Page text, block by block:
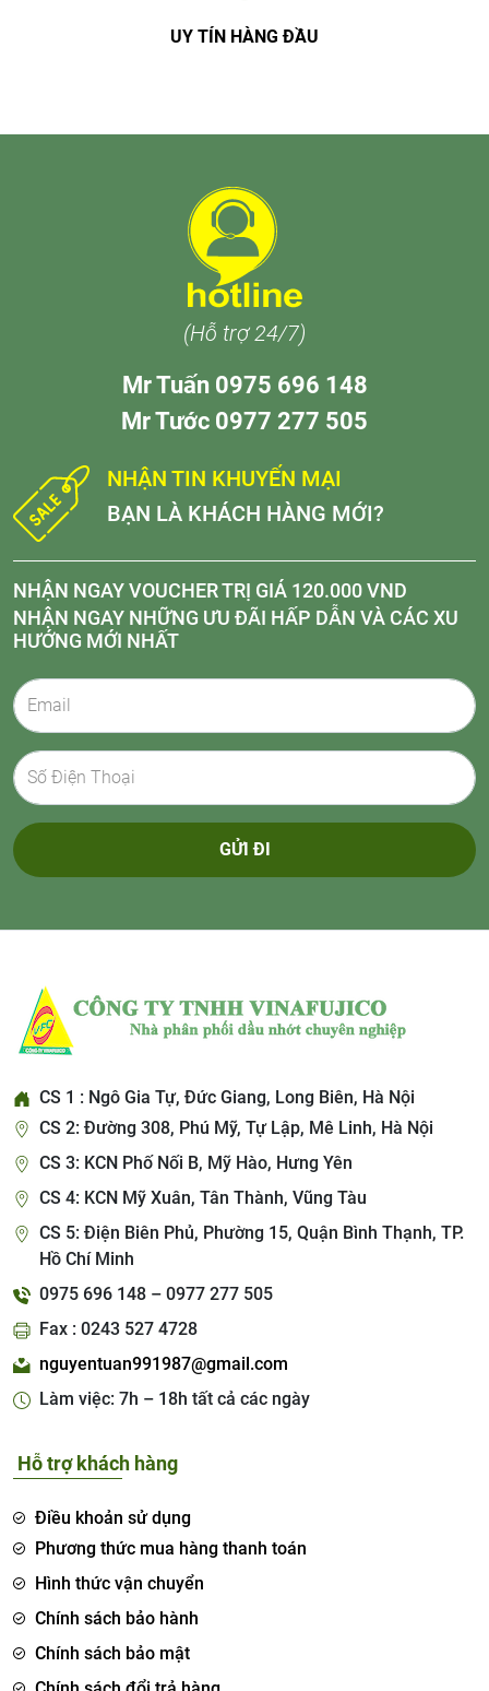
UY TÍN HÀNG ĐẦU
(Hỗ trợ 24/7)
Mr Tuấn 0975 696 148
Mr Tước 0977 277 505
NHẬN TIN KHUYẾN MẠI
BẠN LÀ KHÁCH HÀNG MỚI?
NHẬN NGAY VOUCHER TRỊ GIÁ 120.000 VND
NHẬN NGAY NHỮNG ƯU ĐÃI HẤP DẪN VÀ CÁC XU
HƯỚNG MỚI NHẤT
GỬI ĐI
CS 1 : Ngô Gia Tự, Đức Giang, Long Biên, Hà Nội
CS 2: Đường 308, Phú Mỹ, Tự Lập, Mê Linh, Hà Nội
CS 3: KCN Phố Nối B, Mỹ Hào, Hưng Yên
CS 4: KCN Mỹ Xuân, Tân Thành, Vũng Tàu
CS 5: Điện Biên Phủ, Phường 15, Quận Bình Thạnh, TP.
Hồ Chí Minh
0975 696 148 – 0977 277 505
Fax : 0243 527 4728
nguyentuan991987@gmail.com
Làm việc: 7h – 18h tất cả các ngày
Hỗ trợ khách hàng
Điều khoản sử dụng
Phương thức mua hàng thanh toán
Hình thức vận chuyển
Chính sách bảo hành
Chính sách bảo mật